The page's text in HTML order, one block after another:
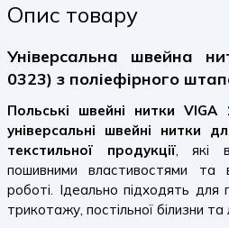
Опис товару
Універсальна швейна
0323) з поліефірного
Польські швейні нитки VIGA
універсальні швейні нитки
текстильної продукції, які
пошивними властивостями та
роботі. Ідеально підходять
трикотажу, постільної білизни